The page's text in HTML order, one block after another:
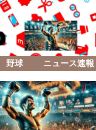
野球 ニュース速報